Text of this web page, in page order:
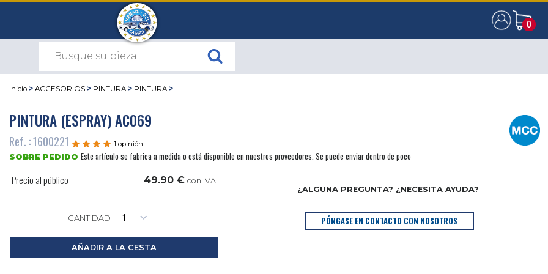
0
0
Inicio > ACCESORIOS > PINTURA > PINTURA >
PINTURA (ESPRAY) AC069
Ref. : 1600221 1 opinión
SOBRE PEDIDO Este artículo se fabrica a medida o está disponible en nuestros proveedores. Se puede enviar dentro de poco
Precio al público 49.90 € con IVA
CANTIDAD
AÑADIR A LA CESTA
¿ALGUNA PREGUNTA? ¿NECESITA AYUDA?
PÓNGASE EN CONTACTO CON NOSOTROS